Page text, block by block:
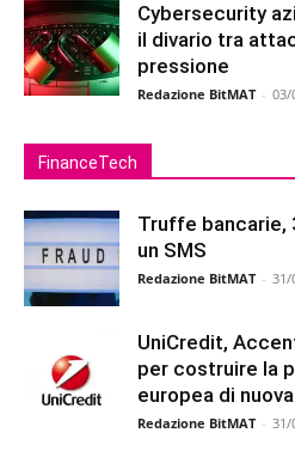
Cybersecurity
il divario tra
pressione
Redazione BitMAT - 03/
FinanceTech
Truffe bancarie,
un SMS
Redazione BitMAT - 31/
UniCredit,
per costruire la
europea di
Redazione BitMAT - 31/